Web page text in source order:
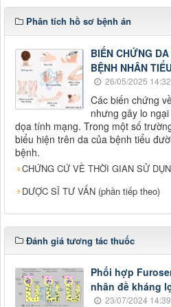
Phân tích hồ sơ bệnh án
BIẾN CHỨNG
BỆNH NHÂN
26/05/2025 14:32
Các biến chứng
nhưng gây lo
dọa tính mạng. Trong một số
biểu hiện trên da của bệnh tiểu
bệnh.
CHỨNG CỨ VỀ THỜI GIAN SỬ
DƯỢC SĨ TƯ VẤN (phần tiếp theo)
Đánh giá tương tác thuốc
Phối hợp
nhân đề kháng
23/07/2024 14:39